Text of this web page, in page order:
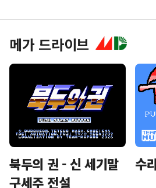
메가 드라이브
북두의 권 - 신 세기말
구세주 전설
수